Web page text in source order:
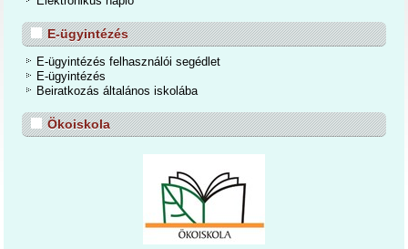
E-ügyintézés
E-ügyintézés felhasználói segédlet
E-ügyintézés
Beiratkozás általános iskolába
Ökoiskola